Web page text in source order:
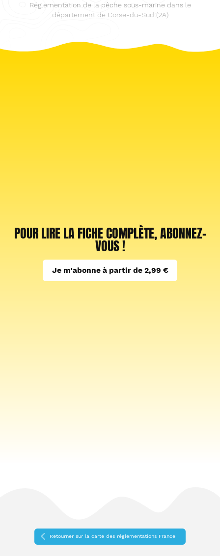
Réglementation de la pêche sous-marine dans le
département de Corse-du-Sud (2A)
POUR LIRE LA FICHE COMPLÈTE, ABONNEZ-
VOUS !
Je m'abonne à partir de 2,99 €
Retourner sur la carte des réglementations France